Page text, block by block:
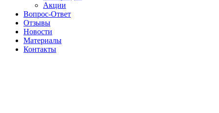
Акции
Вопрос-Ответ
Отзывы
Новости
Материалы
Контакты